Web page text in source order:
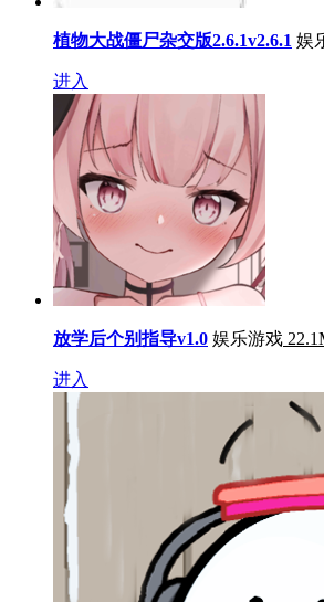
植物大战僵尸杂交版2.6.1v2.6.1 娱
进入
放学后个别指导v1.0 娱乐游戏
进入